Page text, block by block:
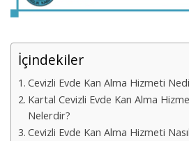
İçindekiler
Cevizli Evde Kan Alma Hizmeti
Kartal Cevizli Evde Kan Alma
Nelerdir?
Cevizli Evde Kan Alma Hizmeti Nasıl